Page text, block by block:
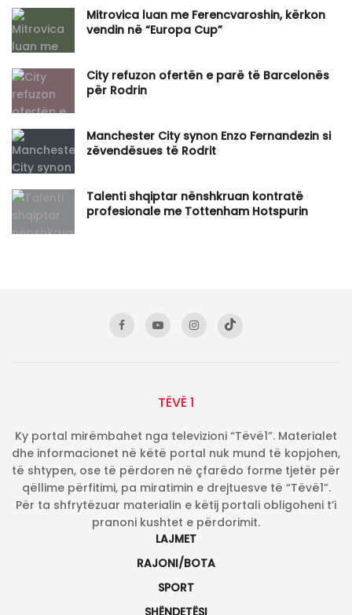
Mitrovica luan me Ferencvaroshin, kërkon
vendin në “Europa Cup”
City refuzon ofertën e parë të Barcelonës
për Rodrin
Manchester City synon Enzo Fernandezin si
zëvendësues të Rodrit
Talenti shqiptar nënshkruan kontratë
profesionale me Tottenham Hotspurin
TËVË 1
Ky portal mirëmbahet nga televizioni “Tëvë1”. Materialet
dhe informacionet në këtë portal nuk mund të kopjohen,
të shtypen, ose të përdoren në çfarëdo forme tjetër për
qëllime përfitimi, pa miratimin e drejtuesve të “Tëvë1”.
Për ta shfrytëzuar materialin e këtij portali obligoheni t’i
pranoni kushtet e përdorimit.
LAJMET
RAJONI/BOTA
SPORT